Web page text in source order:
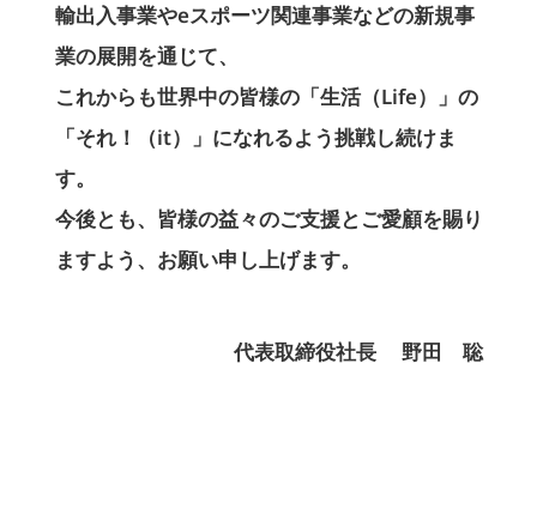
輸出入事業やeスポーツ関連事業などの新規事
業の展開を通じて、
これからも世界中の皆様の「生活（Life）」の
「それ！（it）」になれるよう挑戦し続けま
す。
今後とも、皆様の益々のご支援とご愛顧を賜り
ますよう、お願い申し上げます。
代表取締役社長 野田 聡